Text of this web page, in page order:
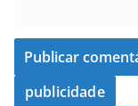
publicidade